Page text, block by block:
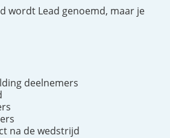
wordt Lead genoemd, maar je
deelnemers
na de wedstrijd